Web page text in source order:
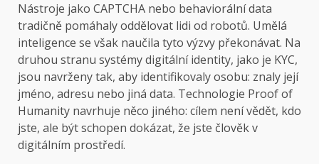
Nástroje jako CAPTCHA nebo behaviorální data
tradičně pomáhaly oddělovat lidi od robotů. Umělá
inteligence se však naučila tyto výzvy překonávat. Na
druhou stranu systémy digitální identity, jako je KYC,
jsou navrženy tak, aby identifikovaly osobu: znaly její
jméno, adresu nebo jiná data. Technologie Proof of
Humanity navrhuje něco jiného: cílem není vědět, kdo
jste, ale být schopen dokázat, že jste člověk v
digitálním prostředí.